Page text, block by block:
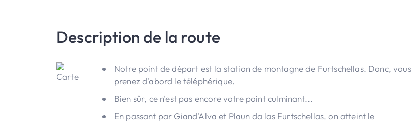
Description de la route
Notre point de départ est la station de montagne de Furtschellas. Donc, vous
prenez d'abord le téléphérique.
Bien sûr, ce n'est pas encore votre point culminant...
En passant par Giand'Alva et Plaun da las Furtschellas, on atteint le